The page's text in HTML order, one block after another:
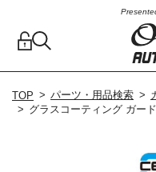
TOP パーツ・用品検索
グラスコーティング ガー